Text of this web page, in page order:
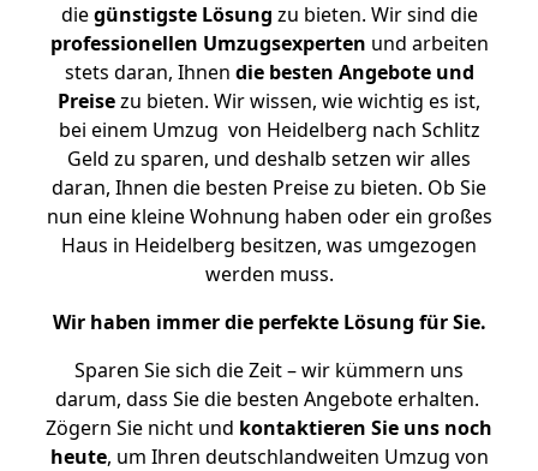
diegünstigste Lösung zu bieten. Wir sind die
professionellen Umzugsexperten und arbeiten
stets daran, Ihnen die besten Angebote und
Preisezu bieten. Wir wissen, wie wichtig es ist,
bei einem Umzug von Heidelberg nach Schlitz
Geld zu sparen, und deshalb setzen wir alles
daran, Ihnen die besten Preise zu bieten. Ob Sie
nun eine kleine Wohnung haben oder ein großes
Haus in Heidelberg besitzen, was umgezogen
werden muss.
Wir haben immer die perfekte Lösung für Sie.
Sparen Sie sich die Zeit – wir kümmern uns
darum, dass Sie die besten Angebote erhalten.
Zögern Sie nicht und kontaktieren Sie uns noch
heute, um Ihren deutschlandweiten Umzug von